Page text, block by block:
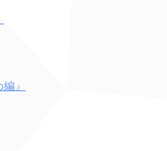
』